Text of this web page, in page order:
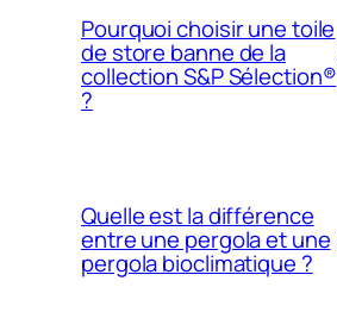
Pourquoi choisir une toile
de store banne de la
collection S&P Sélection®
?
Quelle est la différence
entre une pergola et une
pergola bioclimatique ?